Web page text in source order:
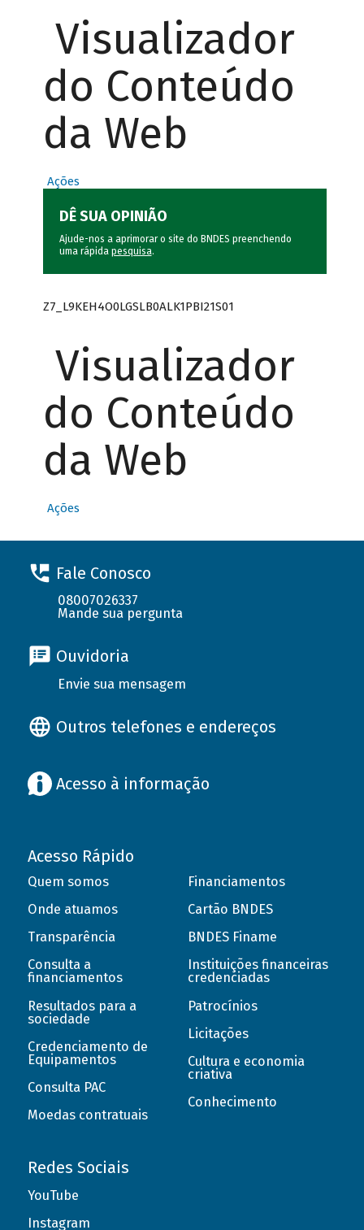
Visualizador
do Conteúdo
da Web
Ações
DÊ SUA OPINIÃO
Ajude-nos a aprimorar o site do BNDES preenchendo
uma rápida pesquisa.
Z7_L9KEH4O0LGSLB0ALK1PBI21S01
Visualizador
do Conteúdo
da Web
Ações
Fale Conosco
08007026337
Mande sua pergunta
Ouvidoria
Envie sua mensagem
Outros telefones e endereços
Acesso à informação
Acesso Rápido
Quem somos
Onde atuamos
Transparência
Consulta a
financiamentos
Resultados para a
sociedade
Credenciamento de
Equipamentos
Consulta PAC
Moedas contratuais
Financiamentos
Cartão BNDES
BNDES Finame
Instituições financeiras
credenciadas
Patrocínios
Licitações
Cultura e economia
criativa
Conhecimento
Redes Sociais
YouTube
Instagram